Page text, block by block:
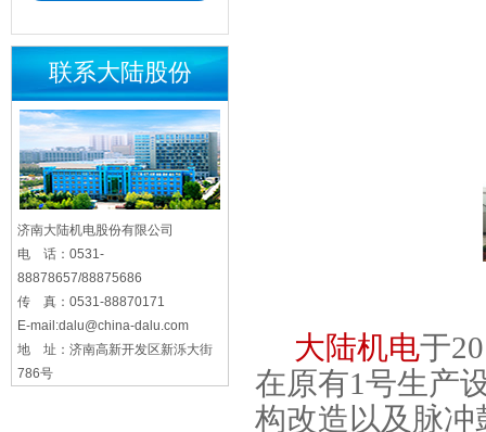
联系大陆股份
济南大陆机电股份有限公司
电 话：0531-
88878657/88875686
传 真：0531-88870171
E-mail:dalu@china-dalu.com
地 址：济南高新开发区新泺大街
786号
大陆机电于
在原有1号生产
构改造以及脉